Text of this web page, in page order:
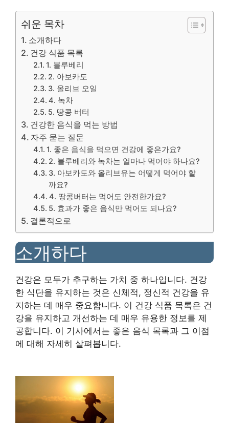
쉬운 목차
소개하다
건강 식품 목록
1. 블루베리
2. 아보카도
3. 올리브 오일
4. 녹차
5. 땅콩 버터
건강한 음식을 먹는 방법
자주 묻는 질문
1. 좋은 음식을 먹으면 건강에 좋은가요?
2. 블루베리와 녹차는 얼마나 먹어야 하나요?
3. 아보카도와 올리브유는 어떻게 먹어야 할
까요?
4. 땅콩버터는 먹어도 안전한가요?
5. 효과가 좋은 음식만 먹어도 되나요?
결론적으로
소개하다
건강은 모두가 추구하는 가치 중 하나입니다. 건강
한 식단을 유지하는 것은 신체적, 정신적 건강을 유
지하는 데 매우 중요합니다. 이 건강 식품 목록은 건
강을 유지하고 개선하는 데 매우 유용한 정보를 제
공합니다. 이 기사에서는 좋은 음식 목록과 그 이점
에 대해 자세히 살펴봅니다.